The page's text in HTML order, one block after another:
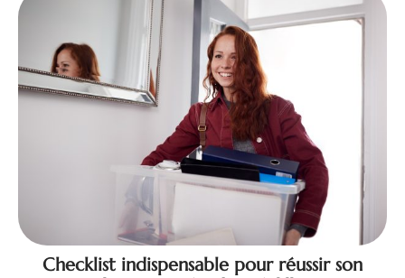
Checklist indispensable pour réussir son